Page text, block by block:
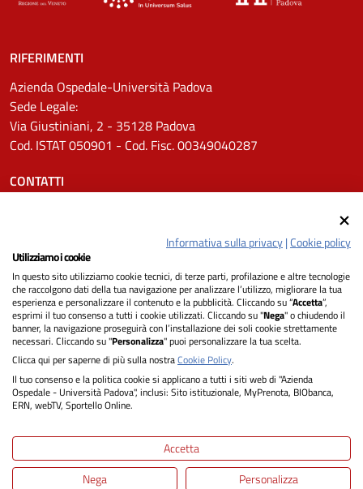
RIFERIMENTI
Azienda Ospedale-Università Padova
Sede Legale:
Via Giustiniani, 2 - 35128 Padova
Cod. ISTAT 050901 - Cod. Fisc. 00349040287
CONTATTI
Pec: protocollo.aopd@pecveneto.it
SEGUICI SU
Privacy
Dichiarazione di Accessibilità
Mappa del sito
Informativa sulla privacy|Cookie policy
Utilizziamo i cookie
In questo sito utilizziamo cookie tecnici, di terze parti, profilazione e altre tecnologie
che raccolgono dati della tua navigazione per analizzare l’utilizzo, migliorare la tua
esperienza e personalizzare il contenuto e la pubblicità. Cliccando su “Accetta”,
esprimi il tuo consenso a tutti i cookie utilizzati. Cliccando su "Nega" o chiudendo il
banner, la navigazione proseguirà con l’installazione dei soli cookie strettamente
necessari. Cliccando su "Personalizza" puoi personalizzare la tua scelta.
Clicca qui per saperne di più sulla nostraCookie Policy.
Il tuo consenso e la politica cookie si applicano a tutti i siti web di "Azienda
Ospedale - Università Padova", inclusi: Sito istituzionale, MyPrenota, BIObanca,
ERN, webTV, Sportello Online.
Accetta
Nega
Personalizza